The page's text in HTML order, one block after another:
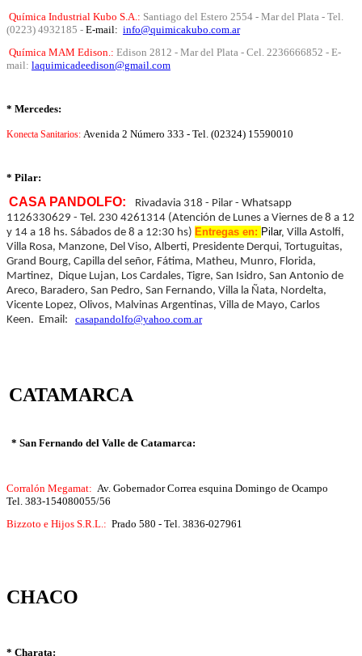
Química Industrial Kubo S.A.: Santiago del Estero 2554 - Mar del Plata - Tel.
(0223) 4932185 - E-mail: info@quimicakubo.com.ar
Química MAM Edison.: Edison 2812 - Mar del Plata - Cel. 2236666852 - E-
mail: laquimicadeedison@gmail.com
* Mercedes:
Konecta Sanitarios: Avenida 2 Número 333 - Tel. (02324) 15590010
* Pilar:
CASA PANDOLFO:
Rivadavia 318 - Pilar - Whatsapp
1126330629 - Tel. 230 4261314 (Atención de Lunes a Viernes de 8 a 12
y 14 a 18 hs. Sábados de 8 a 12:30 hs) Entregas en: Pilar, Villa Astolfi,
Villa Rosa, Manzone, Del Viso, Alberti, Presidente Derqui, Tortuguitas,
Grand Bourg, Capilla del señor, Fátima, Matheu, Munro, Florida,
Martinez, Dique Lujan, Los Cardales, Tigre, San Isidro, San Antonio de
Areco, Baradero, San Pedro, San Fernando, Villa la Ñata, Nordelta,
Vicente Lopez, Olivos, Malvinas Argentinas, Villa de Mayo, Carlos
Keen. Email: casapandolfo@yahoo.com.ar
CATAMARCA
* San Fernando del Valle de Catamarca:
Corralón Megamat: Av. Gobernador Correa esquina Domingo de Ocampo
Tel. 383-154080055/56
Bizzoto e Hijos S.R.L.: Prado 580 - Tel. 3836-027961
CHACO
* Charata: